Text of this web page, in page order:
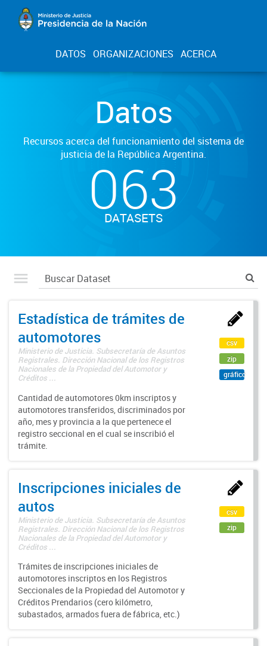
DATOS ORGANIZACIONES ACERCA
Datos
Recursos acerca del funcionamiento del sistema de
justicia de la República Argentina.
063
DATASETS
Estadística de trámites de
automotores
Ministerio de Justicia. Subsecretaría de Asuntos
Registrales. Dirección Nacional de los Registros
Nacionales de la Propiedad del Automotor y
Créditos ...
Cantidad de automotores 0km inscriptos y
automotores transferidos, discriminados por
año, mes y provincia a la que pertenece el
registro seccional en el cual se inscribió el
trámite.
csv
zip
gráfico
Inscripciones iniciales de
autos
Ministerio de Justicia. Subsecretaría de Asuntos
Registrales. Dirección Nacional de los Registros
Nacionales de la Propiedad del Automotor y
Créditos ...
Trámites de inscripciones iniciales de
automotores inscriptos en los Registros
Seccionales de la Propiedad del Automotor y
Créditos Prendarios (cero kilómetro,
subastados, armados fuera de fábrica, etc.)
csv
zip